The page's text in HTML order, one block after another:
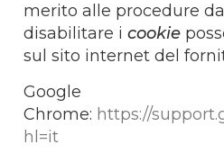
merito alle procedure
disabilitare icookie
sul sito internet del
Google
Chrome: https://
hl=it